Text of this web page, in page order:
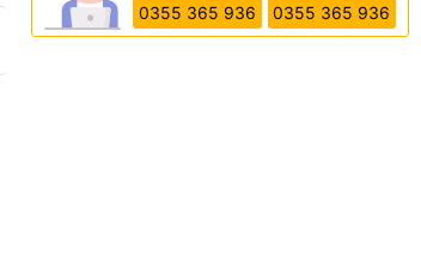
0355 365 936 0355 365 936